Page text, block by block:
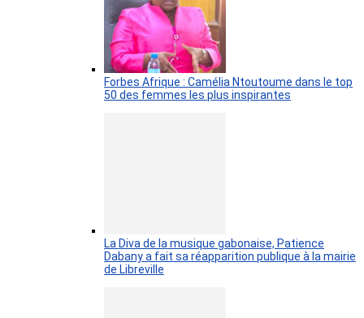
Forbes Afrique : Camélia Ntoutoume dans le top
50 des femmes les plus inspirantes
La Diva de la musique gabonaise, Patience
Dabany a fait sa réapparition publique à la mairie
de Libreville